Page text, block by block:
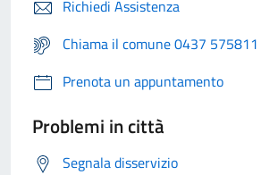
Richiedi Assistenza
Chiama il comune 0437 575811
Prenota un appuntamento
Problemi in città
Segnala disservizio